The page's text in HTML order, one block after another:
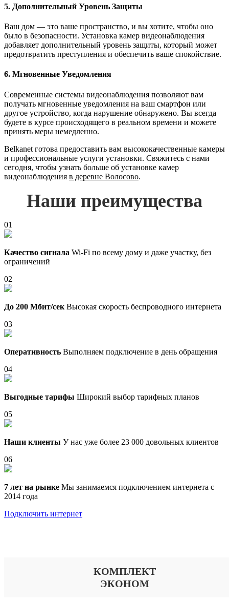
5. Дополнительный Уровень Защиты
Ваш дом — это ваше пространство, и вы хотите, чтобы оно
было в безопасности. Установка камер видеонаблюдения
добавляет дополнительный уровень защиты, который может
предотвратить преступления и обеспечить ваше спокойствие.
6. Мгновенные Уведомления
Современные системы видеонаблюдения позволяют вам
получать мгновенные уведомления на ваш смартфон или
другое устройство, когда нарушение обнаружено. Вы всегда
будете в курсе происходящего в реальном времени и можете
принять меры немедленно.
Belkanet готова предоставить вам высококачественные камеры
и профессиональные услуги установки. Свяжитесь с нами
сегодня, чтобы узнать больше об установке камер
видеонаблюдения в деревне Волосово.
Наши преимущества
01
Качество сигнала Wi-Fi по всему дому и даже участку, без
ограничений
02
До 200 Мбит/сек Высокая скорость беспроводного интернета
03
Оперативность Выполняем подключение в день обращения
04
Выгодные тарифы Широкий выбор тарифных планов
05
Наши клиенты У нас уже более 23 000 довольных клиентов
06
7 лет на рынке Мы занимаемся подключением интернета с
2014 года
Подключить интернет
КОМПЛЕКТ
ЭКОНОМ